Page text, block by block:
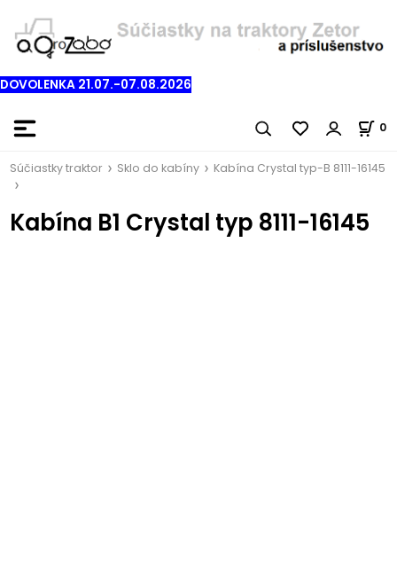
DOVOLENKA 21.07.-07.08.2026
0
Súčiastky traktor Sklo do kabíny Kabína Crystal typ-B 8111-16145
Kabína B1 Crystal typ 8111-16145